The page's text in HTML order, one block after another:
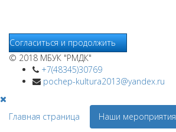
Согласиться и продолжить
© 2018 МБУК "РМДК"
+7(48345)30769
pochep-kultura2013@yandex.ru
Главная страница Наши мероприятия